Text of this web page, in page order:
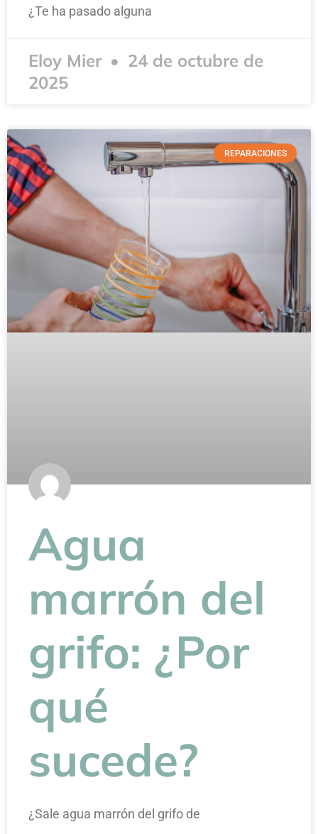
¿Te ha pasado alguna
Eloy Mier
24 de octubre de
2025
REPARACIONES
Agua
marrón del
grifo: ¿Por
qué
sucede?
¿Sale agua marrón del grifo de